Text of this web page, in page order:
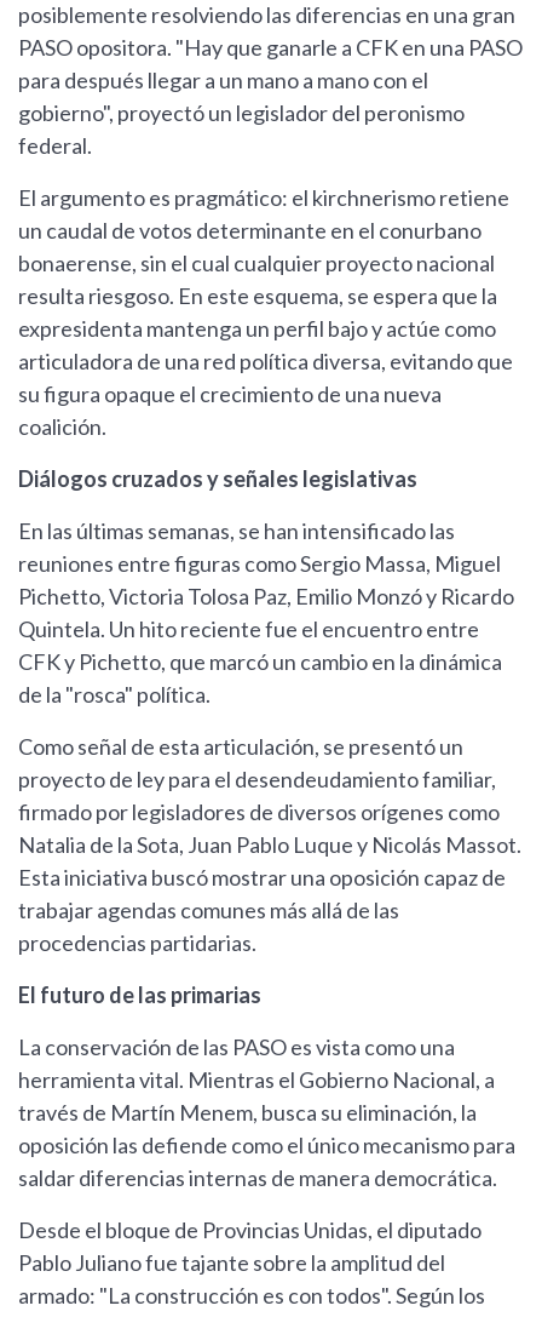
posiblemente resolviendo las diferencias en una gran
PASO opositora. "Hay que ganarle a CFK en una PASO
para después llegar a un mano a mano con el
gobierno", proyectó un legislador del peronismo
federal.
El argumento es pragmático: el kirchnerismo retiene
un caudal de votos determinante en el conurbano
bonaerense, sin el cual cualquier proyecto nacional
resulta riesgoso. En este esquema, se espera que la
expresidenta mantenga un perfil bajo y actúe como
articuladora de una red política diversa, evitando que
su figura opaque el crecimiento de una nueva
coalición.
Diálogos cruzados y señales legislativas
En las últimas semanas, se han intensificado las
reuniones entre figuras como Sergio Massa, Miguel
Pichetto, Victoria Tolosa Paz, Emilio Monzó y Ricardo
Quintela. Un hito reciente fue el encuentro entre
CFK y Pichetto, que marcó un cambio en la dinámica
de la "rosca" política.
Como señal de esta articulación, se presentó un
proyecto de ley para el desendeudamiento familiar,
firmado por legisladores de diversos orígenes como
Natalia de la Sota, Juan Pablo Luque y Nicolás Massot.
Esta iniciativa buscó mostrar una oposición capaz de
trabajar agendas comunes más allá de las
procedencias partidarias.
El futuro de las primarias
La conservación de las PASO es vista como una
herramienta vital. Mientras el Gobierno Nacional, a
través de Martín Menem, busca su eliminación, la
oposición las defiende como el único mecanismo para
saldar diferencias internas de manera democrática.
Desde el bloque de Provincias Unidas, el diputado
Pablo Juliano fue tajante sobre la amplitud del
armado: "La construcción es con todos". Según los